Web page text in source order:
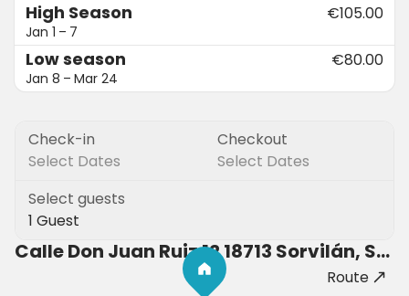
High Season
Jan 1 – 7
€105.00
Low season
Jan 8 – Mar 24
€80.00
Check-in
Select Dates
Checkout
Select Dates
Select guests
1 Guest
Calle Don Juan Ruiz 12 18713 Sorvilán, Spain
Route